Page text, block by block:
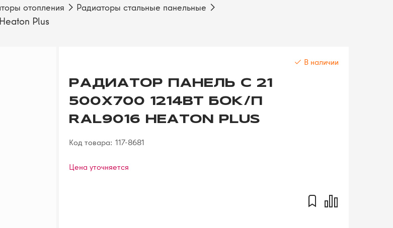
отопления Радиаторы стальные панельные
Plus
В наличии
РАДИАТОР ПАНЕЛЬ С 21
500Х700 1214ВТ БОК/П
RAL9016 HEATON PLUS
Код товара: 117-8681
Цена уточняется